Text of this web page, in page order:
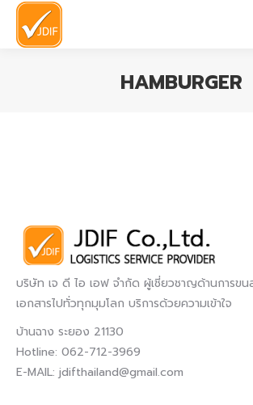
HAMBURGER
บริษัท เจ ดี ไอ เอฟ จำกัด ผู้เชี่ยวชาญด้านการ
เอกสารไปทั่วทุกมุมโลก บริการด้วยความเข้าใจ
บ้านฉาง ระยอง 21130
Hotline: 062-712-3969
E-MAIL: jdifthailand@gmail.com